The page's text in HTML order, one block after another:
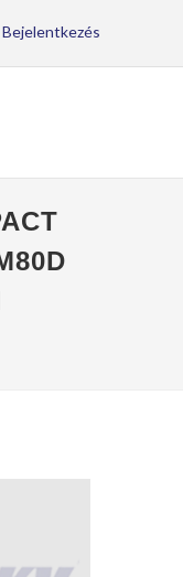
Bejelentkezés